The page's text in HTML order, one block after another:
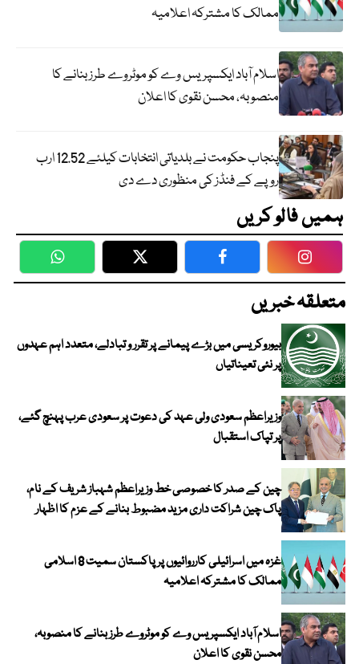
ممالک کا مشترکہ اعلامیہ
اسلام آباد ایکسپریس وے کو موٹروے طرز بنانے کا
منصوبہ، محسن نقوی کا اعلان
پنجاب حکومت نے بلدیاتی انتخابات کیلئے 12.52 ارب
روپے کے فنڈز کی منظوری دے دی
ہمیں فالو کریں
WhatsApp Twitter Facebook
متعلقہ خبریں
بیوروکریسی میں بڑے پیمانے پر تقرر و تبادلے، متعدد اہم عہدوں
پر نئی تعیناتیاں
وزیراعظم سعودی ولی عہد کی دعوت پر سعودی عرب پہنچ گئے،
پر تپاک استقبال
چین کے صدر کا خصوصی خط وزیراعظم شہباز شریف کے نام،
پاک چین شراکت داری مزید مضبوط بنانے کے عزم کا اظہار
غزہ میں اسرائیلی کارروائیوں پر پاکستان سمیت 8 اسلامی
ممالک کا مشترکہ اعلامیہ
اسلام آباد ایکسپریس وے کو موٹروے طرز بنانے کا منصوبہ،
محسن نقوی کا اعلان